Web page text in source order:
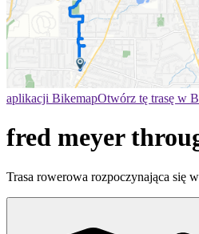
aplikacji BikemapOtwórz tę trasę w
fred meyer
Trasa rowerowa rozpoczynająca się w